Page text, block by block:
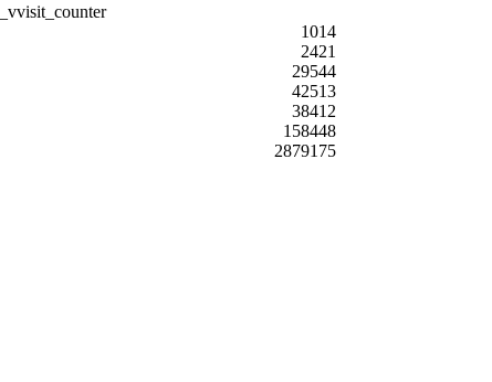
1014
2421
29544
42513
38412
158448
2879175